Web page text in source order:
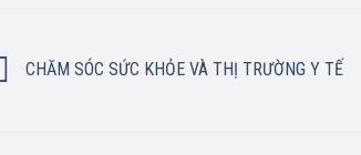
CHĂM SÓC SỨC KHỎE VÀ THỊ TRƯỜNG Y TẾ